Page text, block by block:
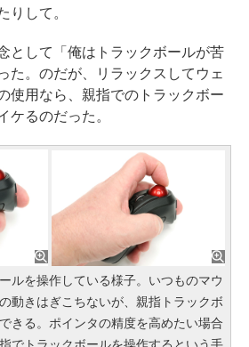
りして。
として「俺はトラックボールが苦
た。のだが、リラックスしてウェ
使用なら、親指でのトラックボー
ケるのだった。
ルを操作している様子。いつものマウ
動きはぎこちないが、親指トラックボ
きる。ポインタの精度を高めたい場合